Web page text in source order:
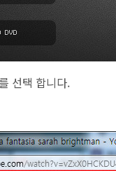
선택 합니다.